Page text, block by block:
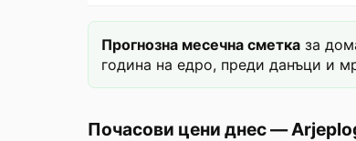
Прогнозна месечна сметка за
година на едро, преди данъци и
Почасови цени днес—